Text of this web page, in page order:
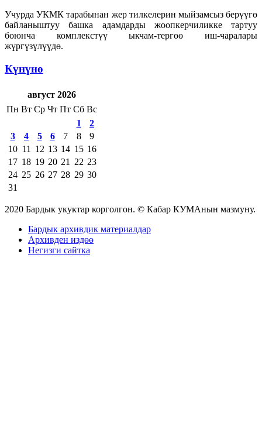
Учурда УКМК тарабынан жер тилкелерин мыйзамсыз берүүгө
байланыштуу башка адамдарды жоопкерчиликке тартуу
боюнча комплекстүү ыкчам-тергөө иш-чаралары
жүргүзүлүүдө.
Күнүнө
август 2026
Пн Вт Ср Чт Пт Сб Вс
1
2
3
4 5 6 7 8
9
10 11 12 13 14 15 16
17 18 19 20 21 22 23
24 25 26 27 28 29 30
31
2020 Бардык укуктар корголгон. © Кабар КУМАнын мазмуну.
Бардык архивдик материалдар
Архивден издөө
Негизги сайтка